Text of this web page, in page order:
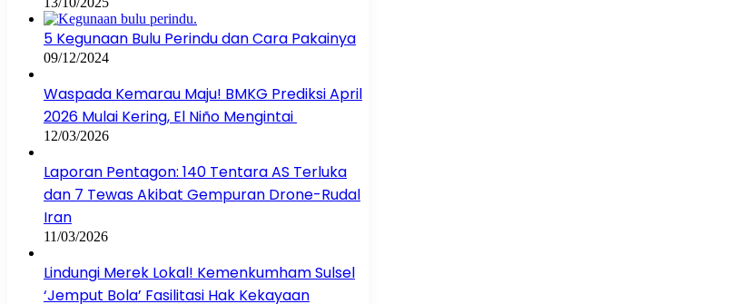
5 Kegunaan Bulu Perindu dan Cara Pakainya
09/12/2024
Waspada Kemarau Maju! BMKG Prediksi April
2026 Mulai Kering, El Niño Mengintai
12/03/2026
Laporan Pentagon: 140 Tentara AS Terluka
dan 7 Tewas Akibat Gempuran Drone-Rudal
Iran
11/03/2026
Lindungi Merek Lokal! Kemenkumham Sulsel
‘Jemput Bola’ Fasilitasi Hak Kekayaan